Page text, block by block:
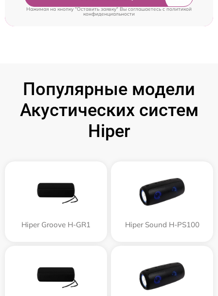
Нажимая на кнопку "Оставить заявку" Вы соглашаетесь c политикой
конфиденциальности
Популярные модели
Акустических систем
Hiper
Hiper Groove H-GR1 Hiper Sound H-PS100